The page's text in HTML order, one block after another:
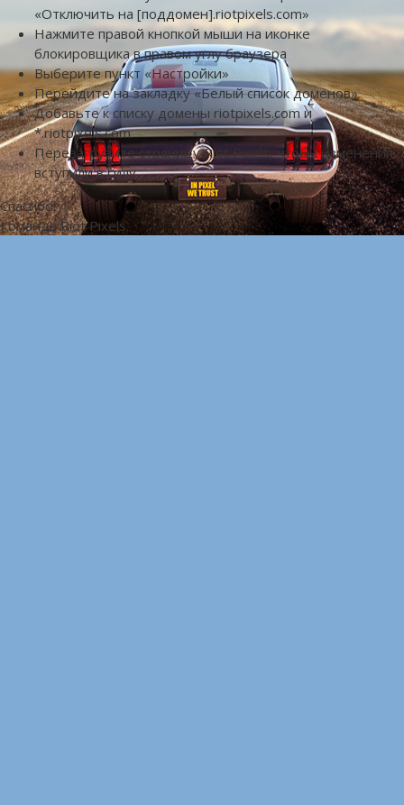
«Отключить на [поддомен].riotpixels.com»
Нажмите правой кнопкой мыши на иконке
блокировщика в правом углу браузера
Выберите пункт «Настройки»
Перейдите на закладку «Белый список доменов»
Добавьте к списку домены riotpixels.com и
*.riotpixels.com
Перезагрузите страницу Riot Pixels, чтобы изменения
вступили в силу
Спасибо!
Команда Riot Pixels.